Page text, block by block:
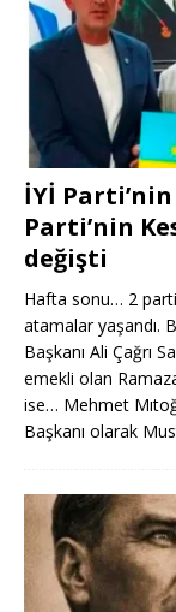
İYİ
Parti’nin
değişti
Hafta sonu… 2
atamalar yaşandı.
Başkanı Ali Çağrı
emekli olan
ise… Mehmet
Başkanı olarak